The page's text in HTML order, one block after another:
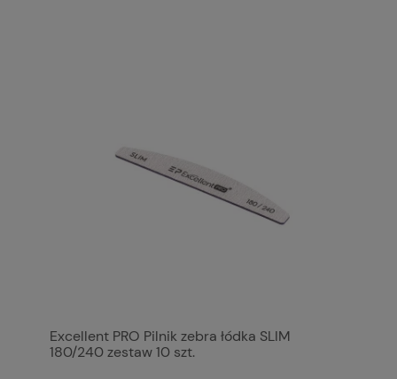
Excellent PRO Pilnik zebra łódka SLIM
180/240 zestaw 10 szt.